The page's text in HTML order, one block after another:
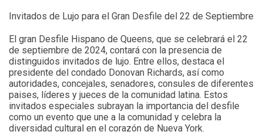
Invitados de Lujo para el Gran Desfile del 22 de Septiembre
El gran Desfile Hispano de Queens, que se celebrará el 22
de septiembre de 2024, contará con la presencia de
distinguidos invitados de lujo. Entre ellos, destaca el
presidente del condado Donovan Richards, así como
autoridades, concejales, senadores, consules de diferentes
paises, líderes y jueces de la comunidad latina. Estos
invitados especiales subrayan la importancia del desfile
como un evento que une a la comunidad y celebra la
diversidad cultural en el corazón de Nueva York.